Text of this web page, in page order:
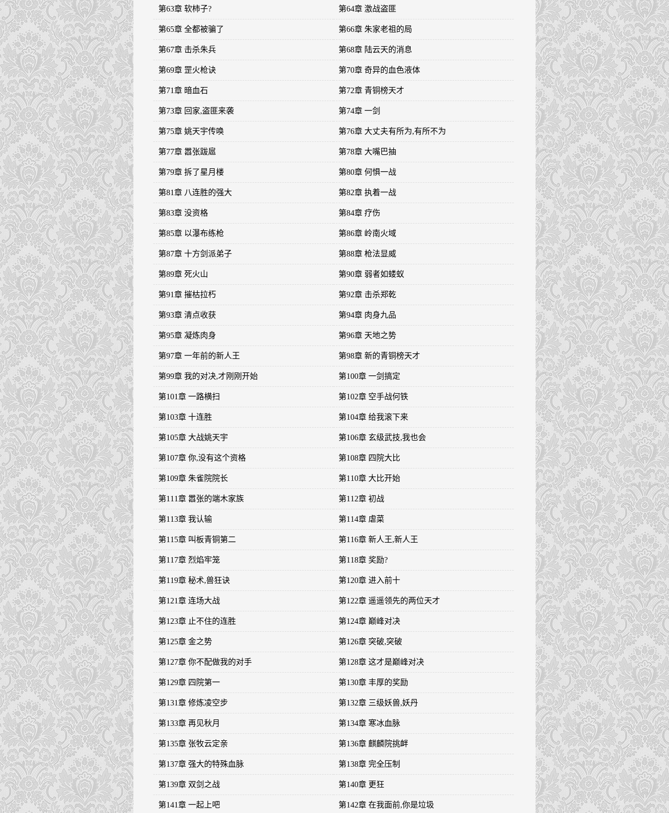
第63章 软柿子? 第64章 激战盗匪
第65章 全都被骗了 第66章 朱家老祖的局
第67章 击杀朱兵 第68章 陆云天的消息
第69章 罡火枪诀 第70章 奇异的血色液体
第71章 暗血石 第72章 青铜榜天才
第73章 回家,盗匪来袭 第74章 一剑
第75章 姚天宇传唤 第76章 大丈夫有所为,有所不为
第77章 嚣张跋扈 第78章 大嘴巴抽
第79章 拆了星月楼 第80章 何惧一战
第81章 八连胜的强大 第82章 执着一战
第83章 没资格 第84章 疗伤
第85章 以瀑布练枪 第86章 岭南火域
第87章 十方剑派弟子 第88章 枪法显威
第89章 死火山 第90章 弱者如蝼蚁
第91章 摧枯拉朽 第92章 击杀郑乾
第93章 清点收获 第94章 肉身九品
第95章 凝炼肉身 第96章 天地之势
第97章 一年前的新人王 第98章 新的青铜榜天才
第99章 我的对决,才刚刚开始 第100章 一剑搞定
第101章 一路横扫 第102章 空手战何铁
第103章 十连胜 第104章 给我滚下来
第105章 大战姚天宇 第106章 玄级武技,我也会
第107章 你,没有这个资格 第108章 四院大比
第109章 朱雀院院长 第110章 大比开始
第111章 嚣张的端木家族 第112章 初战
第113章 我认输 第114章 虐菜
第115章 叫板青铜第二 第116章 新人王,新人王
第117章 烈焰牢笼 第118章 奖励?
第119章 秘术,兽狂诀 第120章 进入前十
第121章 连场大战 第122章 遥遥领先的两位天才
第123章 止不住的连胜 第124章 巅峰对决
第125章 金之势 第126章 突破,突破
第127章 你不配做我的对手 第128章 这才是巅峰对决
第129章 四院第一 第130章 丰厚的奖励
第131章 修炼凌空步 第132章 三级妖兽,妖丹
第133章 再见秋月 第134章 寒冰血脉
第135章 张牧云定亲 第136章 麒麟院挑衅
第137章 强大的特殊血脉 第138章 完全压制
第139章 双剑之战 第140章 更狂
第141章 一起上吧 第142章 在我面前,你是垃圾